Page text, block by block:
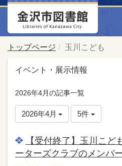
トップページ 玉川こども
イベント・展示情報
2026年4月の記事一覧
2026年4月 5件
【受付終了】玉川こ
ーターズクラブのメンバ